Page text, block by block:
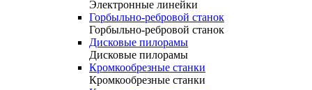
Электронные линейки
Горбыльно-ребровой станок
Горбыльно-ребровой станок
Дисковые пилорамы
Дисковые пилорамы
Кромкообрезные станки
Кромкообрезные станки